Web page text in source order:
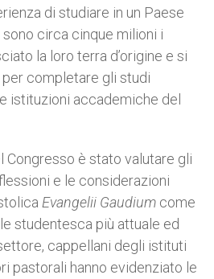
di studiare in un Paese
circa cinque milioni i
la loro terra d’origine e si
completare gli studi
istituzioni accademiche del
Congresso è stato valutare gli
e le considerazioni
Evangelii Gaudium come
studentesca più attuale ed
cappellani degli istituti
pastorali hanno evidenziato le